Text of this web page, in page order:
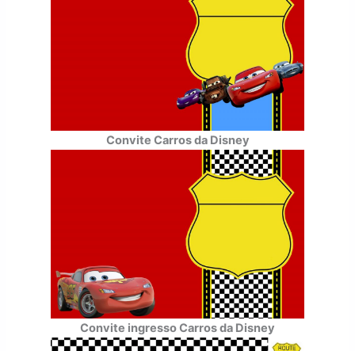
Convite Carros da Disney
Convite ingresso Carros da Disney